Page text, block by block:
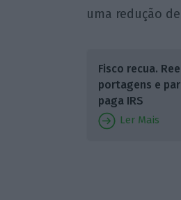
uma redução
Fisco recua.
portagens e
paga IRS
Ler Mais